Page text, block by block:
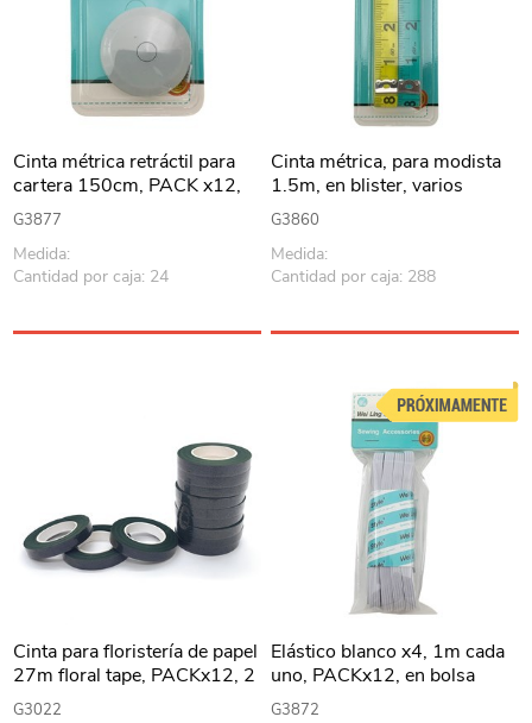
Cinta métrica retráctil para
cartera 150cm, PACK x12,
en blister
G3877
Medida:
Cantidad por caja: 24
Cinta métrica, para modista
1.5m, en blister, varios
colores
G3860
Medida:
Cantidad por caja: 288
Cinta para floristería de papel
27m floral tape, PACKx12, 2
colores
G3022
Elástico blanco x4, 1m cada
uno, PACKx12, en bolsa
G3872